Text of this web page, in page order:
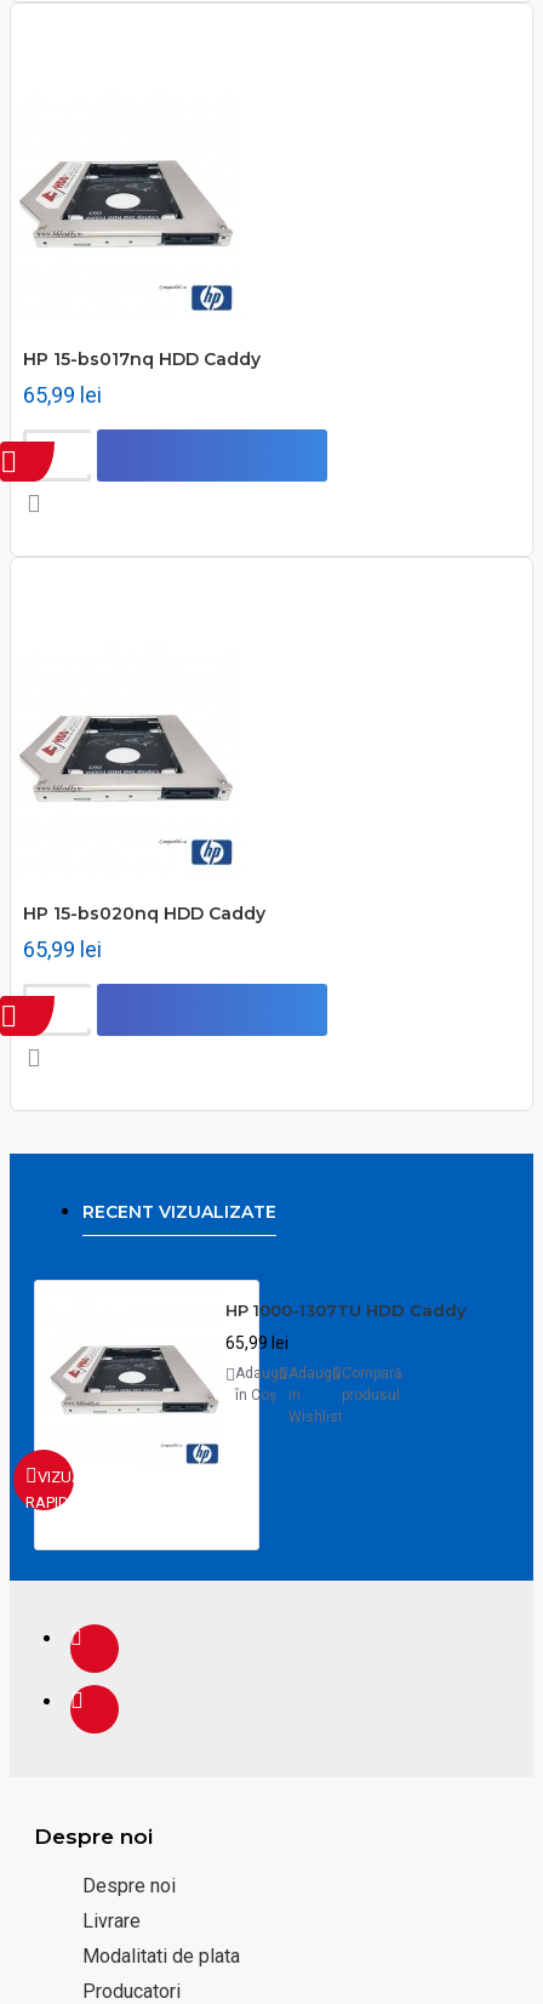
HP 15-bs017nq HDD Caddy
65,99 lei
HP 15-bs020nq HDD Caddy
65,99 lei
RECENT VIZUALIZATE
VIZUALIZARE
RAPIDA
HP 1000-1307TU HDD Caddy
65,99 lei
Adaugă
în Coş
Adaugă
in
Wishlist
Compară
produsul
Despre noi
Despre noi
Livrare
Modalitati de plata
Producatori